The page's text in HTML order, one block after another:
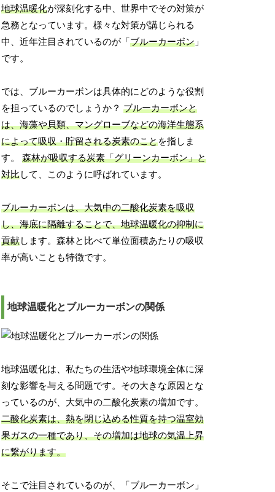
地球温暖化が深刻化する中、世界中でその対策が
急務となっています。様々な対策が講じられる
中、近年注目されているのが「ブルーカーボン 」
です。
では、ブルーカーボンは具体的にどのような役割
を担っているのでしょうか？ブルーカーボンと
は、海藻や貝類、マングローブなどの海洋生態系
によって吸収・貯留される炭素のことを指しま
す。森林が吸収する炭素「グリーンカーボン」と
対比して、このように呼ばれています。
ブルーカーボンは、大気中の二酸化炭素を吸収
し、海底に隔離することで、地球温暖化の抑制に
貢献します。森林と比べて単位面積あたりの吸収
率が高いことも特徴です。
地球温暖化とブルーカーボンの関係
地球温暖化は、私たちの生活や地球環境全体に深
刻な影響を与える問題です。その大きな原因とな
っているのが、大気中の二酸化炭素の増加です。
二酸化炭素は、熱を閉じ込める性質を持つ温室効
果ガスの一種であり、その増加は地球の気温上昇
に繋がります。
そこで注目されているのが、「ブルーカーボン」